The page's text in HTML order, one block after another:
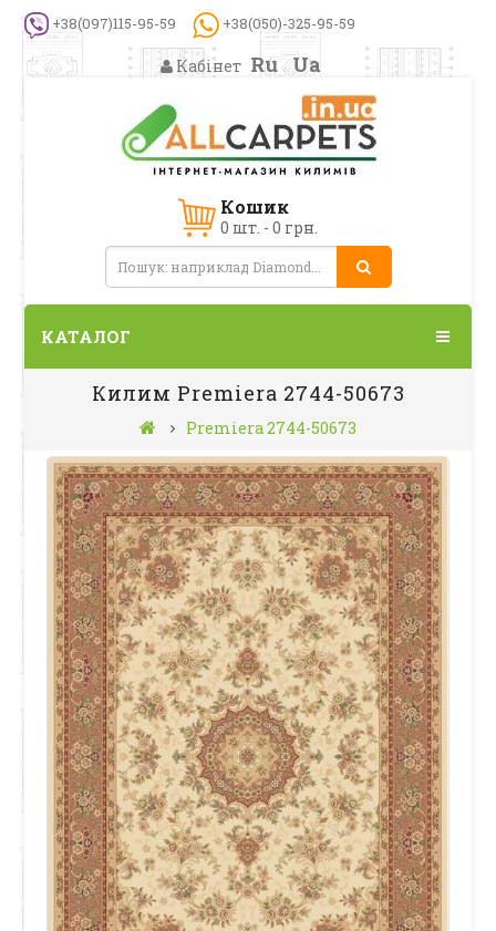
+38(097)115-95-59 +38(050)-325-95-59
Кабінет Ru Ua
Кошик
0 шт. - 0 грн.
КАТАЛОГ
Килим Premiera 2744-50673
Premiera 2744-50673